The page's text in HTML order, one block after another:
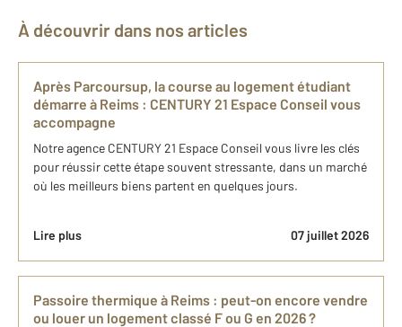
À découvrir dans nos articles
Après Parcoursup, la course au logement étudiant
démarre à Reims : CENTURY 21 Espace Conseil vous
accompagne
Notre agence CENTURY 21 Espace Conseil vous livre les clés
pour réussir cette étape souvent stressante, dans un marché
où les meilleurs biens partent en quelques jours.
Lire plus 07 juillet 2026
Passoire thermique à Reims : peut-on encore vendre
ou louer un logement classé F ou G en 2026 ?